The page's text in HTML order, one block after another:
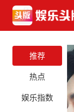
推荐
热点
娱乐指数